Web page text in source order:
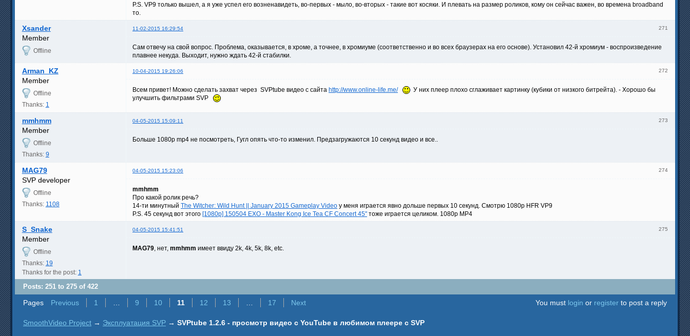
P.S. VP9 только вышел, а я уже успел его возненавидеть, во-первых - мыло, во-вторых - такие вот косяки. И плевать на размер роликов, кому он сейчас важен, во времена broadband
то.
271
Xsander 11-02-2015 16:29:54
Member
Offline
Сам отвечу на свой вопрос. Проблема, оказывается, в хроме, а точнее, в хромиуме (соответственно и во всех браузерах на его основе). Установил 42-й хромиум - воспроизведение
плавнее некуда. Выходит, нужно ждать 42-й стабилки.
272
Arman_KZ 10-04-2015 19:26:06
Member
Offline
Thanks: 1
Всем привет! Можно сделать захват через SVPtube видео с сайта http://www.online-life.me/
У них плеер плохо сглаживает картинку (кубики от низкого битрейта). - Хорошо бы
улучшить фильтрами SVP
273
mmhmm 04-05-2015 15:09:11
Member
Offline
Thanks: 9
Больше 1080р mp4 не посмотреть, Гугл опять что-то изменил. Предзагружаются 10 секунд видео и все..
274
MAG79 04-05-2015 15:23:06
SVP developer
Offline
Thanks: 1108
mmhmm
Про какой ролик речь?
14-ти минутный The Witcher: Wild Hunt || January 2015 Gameplay Video у меня играется явно дольше первых 10 секунд. Смотрю 1080p HFR VP9
P.S. 45 секунд вот этого [1080p] 150504 EXO - Master Kong Ice Tea CF Concert 45" тоже играется целиком. 1080p MP4
275
S_Snake 04-05-2015 15:41:51
Member
Offline
Thanks: 19
Thanks for the post: 1
MAG79, нет, mmhmm имеет ввиду 2k, 4k, 5k, 8k, etc.
Posts: 251 to 275 of 422
Pages Previous 1 9 10 11 12 13 17 Next You must login or register to post a reply
SmoothVideo Project → Эксплуатация SVP → SVPtube 1.2.6 - просмотр видео с YouTube в любимом плеере с SVP